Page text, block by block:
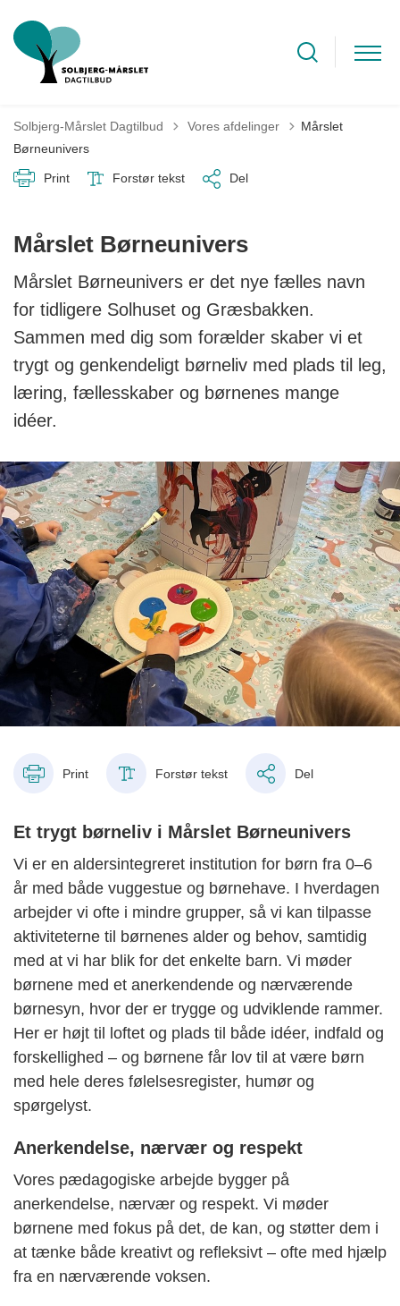
Solbjerg-Mårslet Dagtilbud Tilbage til
Vores afdelinger
Mårslet
Børneunivers
Print Forstør tekst Del
Mårslet Børneunivers
Mårslet Børneunivers er det nye fælles navn
for tidligere Solhuset og Græsbakken.
Sammen med dig som forælder skaber vi et
trygt og genkendeligt børneliv med plads til leg,
læring, fællesskaber og børnenes mange
idéer.
Print Forstør tekst Del
Et trygt børneliv i Mårslet Børneunivers
Vi er en aldersintegreret institution for børn fra 0–6
år med både vuggestue og børnehave. I hverdagen
arbejder vi ofte i mindre grupper, så vi kan tilpasse
aktiviteterne til børnenes alder og behov, samtidig
med at vi har blik for det enkelte barn. Vi møder
børnene med et anerkendende og nærværende
børnesyn, hvor der er trygge og udviklende rammer.
Her er højt til loftet og plads til både idéer, indfald og
forskellighed – og børnene får lov til at være børn
med hele deres følelsesregister, humør og
spørgelyst.
Anerkendelse, nærvær og respekt
Vores pædagogiske arbejde bygger på
anerkendelse, nærvær og respekt. Vi møder
børnene med fokus på det, de kan, og støtter dem i
at tænke både kreativt og refleksivt – ofte med hjælp
fra en nærværende voksen.